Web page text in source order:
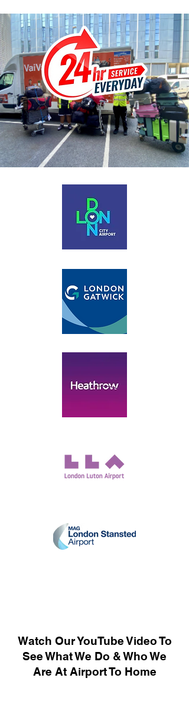
Watch Our YouTube Video To
See What We Do & Who We
Are At Airport To Home